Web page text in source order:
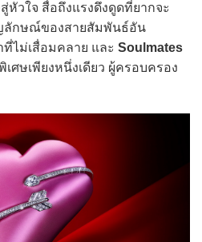
หัวใจ สื่อถึงแรงดึงดูดที่ยากจะ
ลักษณ์ของสายสัมพันธ์อัน
ม่เสื่อมคลาย และ Soulmates
ศษเพียงหนึ่งเดียว ผู้ครอบครอง